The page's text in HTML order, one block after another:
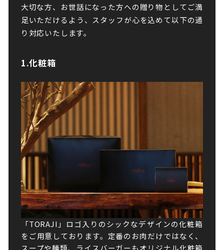
大切な方、お世話になった方への贈り物としてご満
足いただけるよう、スタッフが心を込めて以下の通
り対応いたします。
1.化粧箱
「TORAJI」ロゴ入りのシックなデザインの化粧箱
をご用意しております。定番のお肉だけではなく、
スープや麺類、ライスバーガーもオリジナル化粧箱